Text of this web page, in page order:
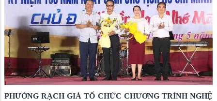
hỏng sự nghiệp cách mạng từ bên trong. Thấm nhuần tư tưởng
Hồ Chí Minh về phòng, chống tham ô, lãng phí, quan liêu, trong
suốt quá trình lãnh đạo cách mạng, Đảng ta luôn coi công tác
phòng chống tham nhũng, lãng phí, tiêu cực là một nhiệm vụ đặc
biệt quan trọng trong công tác xây dựng, chỉnh đốn Đảng, xây
dựng, củng cố hệ thống chính trị trong sạch, vững mạnh, củng cố
khối đại đoàn kết toàn dân tộc.
PHƯỜNG RẠCH GIÁ TỔ CHỨC CHƯƠNG TRÌNH NGHỆ